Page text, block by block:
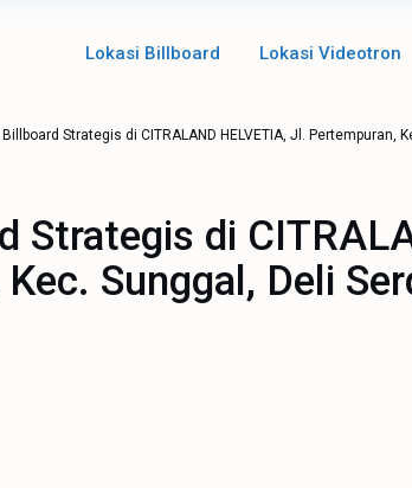
Lokasi Billboard Lokasi Videotron
Strategis di CITRALAND HELVETIA, Jl. Pertempuran,
Strategis di
Sunggal, Deli